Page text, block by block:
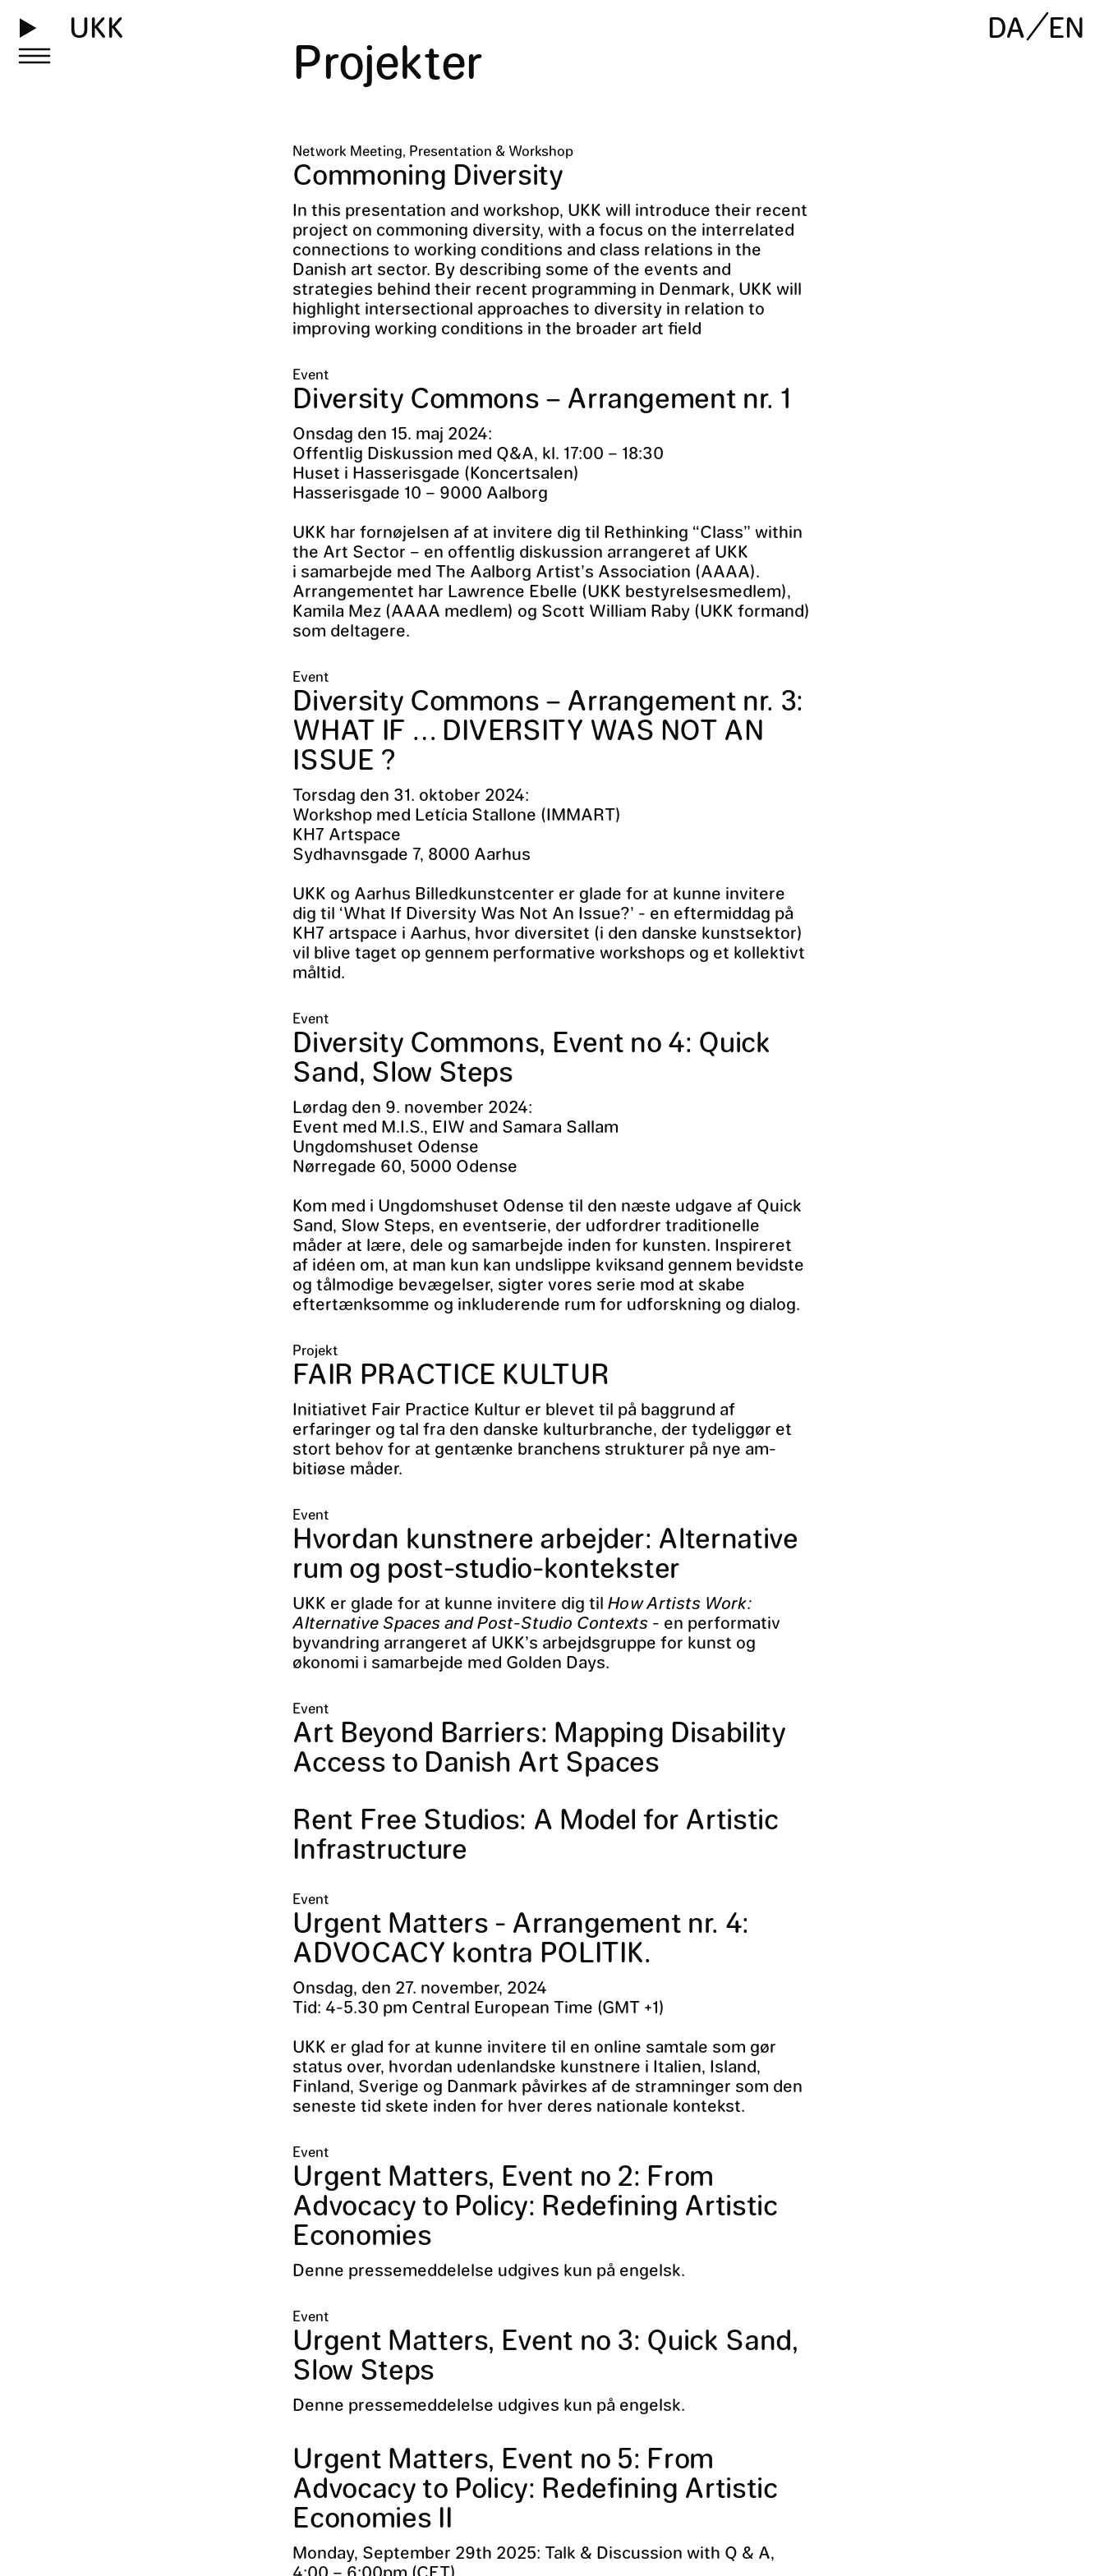
UKK DA EN
Projekter
Network Meeting, Presentation & Workshop
Commoning Diversity
In this presentation and workshop, UKK will introduce their recent
project on commoning diversity, with a focus on the interrelated
connections to working conditions and class relations in the
Danish art sector. By describing some of the events and
strategies behind their recent programming in Denmark, UKK will
highlight intersectional approaches to diversity in relation to
improving working conditions in the broader art field
Event
Diversity Commons – Arrangement nr. 1
Onsdag den 15. maj 2024:
Offentlig Diskussion med Q&A, kl. 17:00 – 18:30
Huset i Hasserisgade (Koncertsalen)
Hasserisgade 10 – 9000 Aalborg
UKK har fornøjelsen af at invitere dig til Rethinking “Class” within
the Art Sector – en offentlig diskussion arrangeret af UKK
i samarbejde med The Aalborg Artist’s Association (AAAA).
Arrangementet har Lawrence Ebelle (UKK bestyrelsesmedlem),
Kamila Mez (AAAA medlem) og Scott William Raby (UKK formand)
som deltagere.
Event
Diversity Commons – Arrangement nr. 3:
WHAT IF … DIVERSITY WAS NOT AN
ISSUE ?
Torsdag den 31. oktober 2024:
Workshop med Letícia Stallone (IMMART)
KH7 Artspace
Sydhavnsgade 7, 8000 Aarhus
UKK og Aarhus Billedkunstcenter er glade for at kunne invitere
dig til ‘What If Diversity Was Not An Issue?’ - en eftermiddag på
KH7 artspace i Aarhus, hvor diversitet (i den danske kunstsektor)
vil blive taget op gennem performative workshops og et kollektivt
måltid.
Event
Diversity Commons, Event no 4: Quick
Sand, Slow Steps
Lørdag den 9. november 2024:
Event med M.I.S., EIW and Samara Sallam
Ungdomshuset Odense
Nørregade 60, 5000 Odense
Kom med i Ungdomshuset Odense til den næste udgave af Quick
Sand, Slow Steps, en eventserie, der udfordrer traditionelle
måder at lære, dele og samarbejde inden for kunsten. Inspireret
af idéen om, at man kun kan undslippe kviksand gennem bevidste
og tålmodige bevægelser, sigter vores serie mod at skabe
eftertænksomme og inkluderende rum for udforskning og dialog.
Projekt
FAIR PRACTICE KULTUR
Initiativet Fair Practice Kultur er blevet til på baggrund af
erfaringer og tal fra den danske kulturbranche, der tydeliggør et
stort behov for at gentænke branchens strukturer på nye am-
bitiøse måder.
Event
Hvordan kunstnere arbejder: Alternative
rum og post-studio-kontekster
UKK er glade for at kunne invitere dig tilHow Artists Work:
Alternative Spaces and Post-Studio Contexts - en performativ
byvandring arrangeret af UKK’s arbejdsgruppe for kunst og
økonomi i samarbejde med Golden Days.
Event
Art Beyond Barriers: Mapping Disability
Access to Danish Art Spaces
Rent Free Studios: A Model for Artistic
Infrastructure
Event
Urgent Matters - Arrangement nr. 4:
ADVOCACY kontra POLITIK.
Onsdag, den 27. november, 2024
Tid: 4-5.30 pm Central European Time (GMT +1)
UKK er glad for at kunne invitere til en online samtale som gør
status over, hvordan udenlandske kunstnere i Italien, Island,
Finland, Sverige og Danmark påvirkes af de stramninger som den
seneste tid skete inden for hver deres nationale kontekst.
Event
Urgent Matters, Event no 2: From
Advocacy to Policy: Redefining Artistic
Economies
Denne pressemeddelelse udgives kun på engelsk.
Event
Urgent Matters, Event no 3: Quick Sand,
Slow Steps
Denne pressemeddelelse udgives kun på engelsk.
Urgent Matters, Event no 5: From
Advocacy to Policy: Redefining Artistic
Economies II
Monday, September 29th 2025: Talk & Discussion with Q & A,
4:00 – 6:00pm (CET)